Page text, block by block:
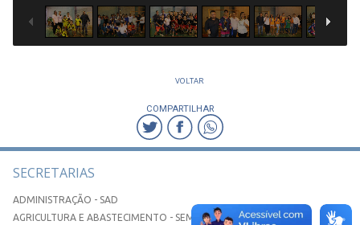
VOLTAR
COMPARTILHAR
SECRETARIAS
ADMINISTRAÇÃO - SAD
AGRICULTURA E ABASTECIMENTO - SEMAA